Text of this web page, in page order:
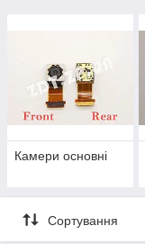
Камери основні
Сортування